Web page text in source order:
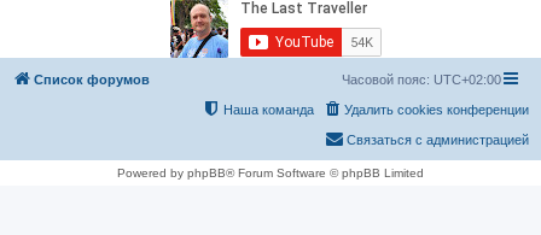
Список форумов Часовой пояс: UTC+02:00
Удалить cookies конференции
Наша команда
Связаться с администрацией
Powered by phpBB® Forum Software © phpBB Limited